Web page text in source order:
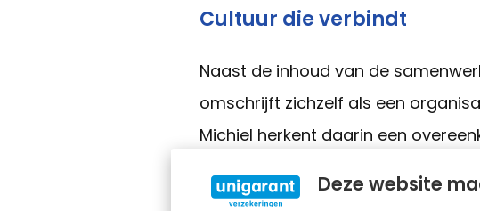
Deze website
Cultuur die verbindt
Naast de inhoud van de
omschrijft zichzelf als een
Michiel herkent daarin een
zorgen en over de interne cultuur.’